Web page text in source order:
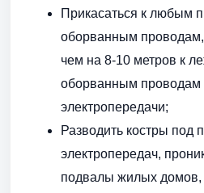
Прикасаться к любым
оборванным
чем на 8-10 метров к
оборванным проводам
электропередачи;
Разводить костры под
электропередач,
подвалы жилых домов,